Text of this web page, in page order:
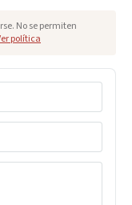
No se permiten
política